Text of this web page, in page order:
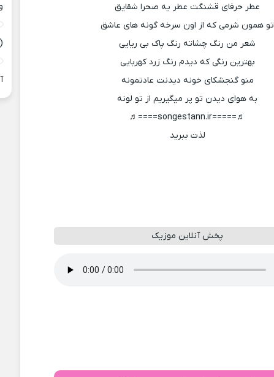
عطر حرفای قشنگت عطر یه صحرا شقایق
تو همون شرمی که از اون سرخه گونه های عاشق
شعر من رنگ چشاته رنگ پاک بی ریایی
بهترین رنگی که دیدم رنگ زرد کهربایی
منو گنجشکای خونه دیدنت عادتمونه
به هوای دیدن تو پر میگیریم از تو لونه
♬=====songestann.ir====♬
لذت ببرید
پخش آنلاین موزیک